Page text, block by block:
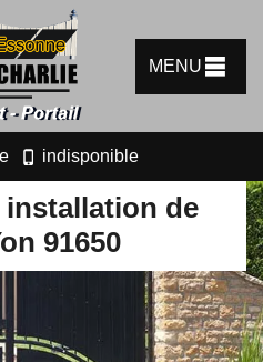
MENU
indisponible
installation de
91650